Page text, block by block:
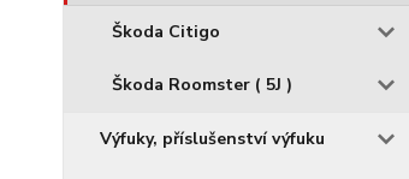
Škoda Citigo
Škoda Roomster ( 5J )
Výfuky, příslušenství výfuku